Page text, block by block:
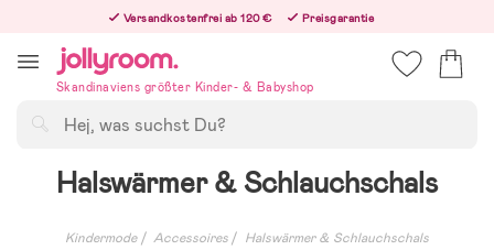
innehållet
Versandkostenfrei ab 120 €
Preisgarantie
Bestelle heute, dann versenden wir direkt nach dem Feiertag
Skandinaviens größter Kinder- & Babyshop
Halswärmer & Schlauchschals
Kindermode Accessoires Halswärmer & Schlauchschals